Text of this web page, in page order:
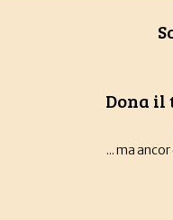
Dona il
... ma ancor